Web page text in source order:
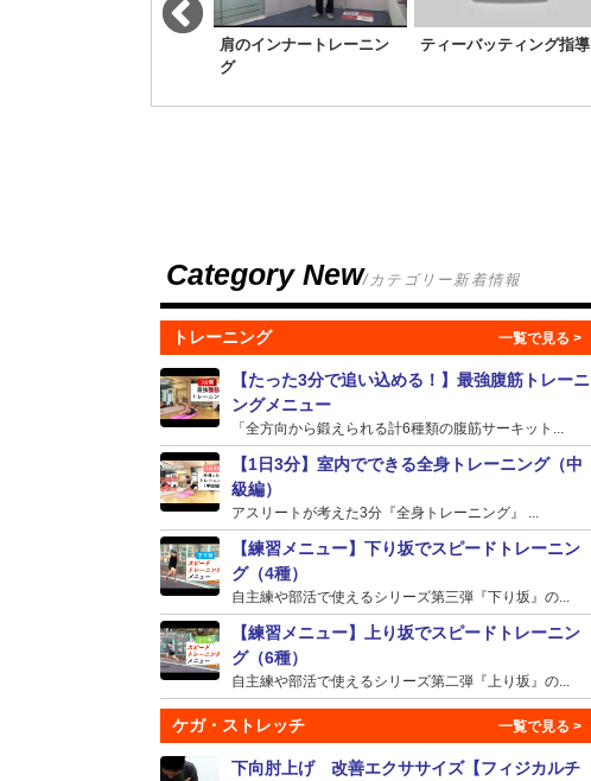
肩のインナートレーニン
グ
ティーバッティング指導
Category New/カテゴリー新着情報
トレーニング
【たった3分で追い込める！】最強腹筋トレーニ
ングメニュー
「全方向から鍛えられる計6種類の腹筋サーキット...
【1日3分】室内でできる全身トレーニング（中
級編）
アスリートが考えた3分『全身トレーニング』 ...
【練習メニュー】下り坂でスピードトレーニン
グ（4種）
自主練や部活で使えるシリーズ第三弾『下り坂』の...
【練習メニュー】上り坂でスピードトレーニン
グ（6種）
自主練や部活で使えるシリーズ第二弾『上り坂』の...
ケガ・ストレッチ
下向肘上げ 改善エクササイズ【フィジカルチ